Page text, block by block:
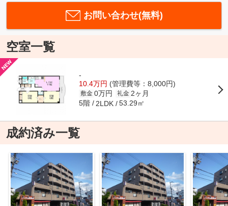
お問い合わせ(無料)
空室一覧
-
10.4万円 (管理費等：8,000円)
敷金 0万円 礼金 2ヶ月
5階 2LDK 53.29㎡
成約済み一覧